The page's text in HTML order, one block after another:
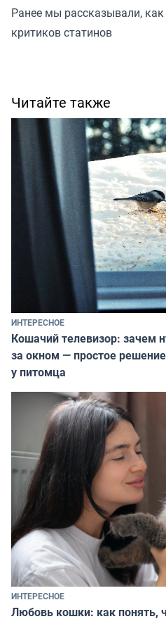
Ранее мы рассказывали,
критиков статинов
Читайте также
ИНТЕРЕСНОЕ
Кошачий телевизор: зачем
за окном — простое решение
у питомца
ИНТЕРЕСНОЕ
Любовь кошки: как понять,